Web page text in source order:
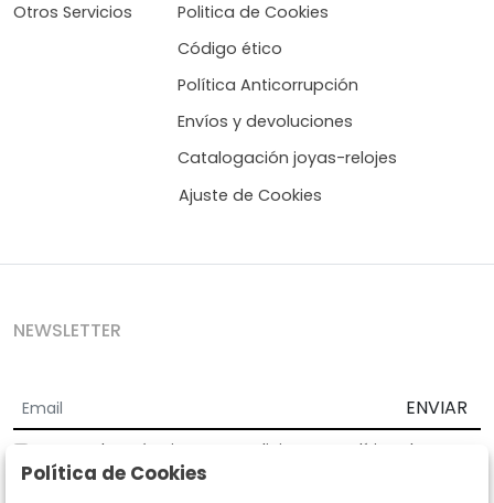
Otros Servicios
Politica de Cookies
Código ético
Política Anticorrupción
Envíos y devoluciones
Catalogación joyas-relojes
Ajuste de Cookies
NEWSLETTER
ENVIAR
Acepto los Términos y Condiciones
Política de
privacidad
Política de Cookies